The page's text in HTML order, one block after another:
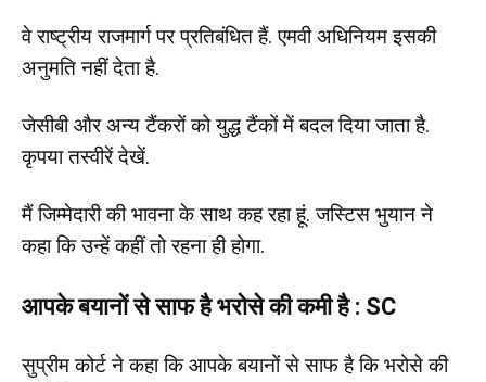
वे राष्ट्रीय राजमार्ग पर प्रतिबंधित हैं. एमवी अधिनियम इसकी
अनुमति नहीं देता है.
जेसीबी और अन्य टैंकरों को युद्ध टैंकों में बदल दिया जाता है.
कृपया तस्वीरें देखें.
मैं जिम्मेदारी की भावना के साथ कह रहा हूं. जस्टिस भुयान ने
कहा कि उन्हें कहीं तो रहना ही होगा.
आपके बयानों से साफ है भरोसे की कमी है : SC
सुप्रीम कोर्ट ने कहा कि आपके बयानों से साफ है कि भरोसे की